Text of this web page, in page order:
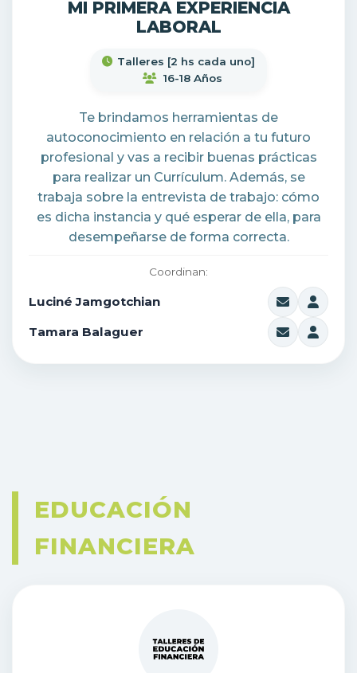
MI PRIMERA EXPERIENCIA
LABORAL
Talleres [2 hs cada uno]
16-18 Años
Te brindamos herramientas de
autoconocimiento en relación a tu futuro
profesional y vas a recibir buenas prácticas
para realizar un Currículum. Además, se
trabaja sobre la entrevista de trabajo: cómo
es dicha instancia y qué esperar de ella, para
desempeñarse de forma correcta.
Coordinan:
Luciné Jamgotchian
Tamara Balaguer
EDUCACIÓN
FINANCIERA